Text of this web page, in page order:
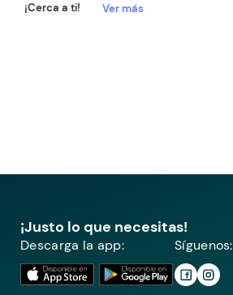
¡Cerca a ti! Ver más
¡Justo lo que necesitas!
Descarga la app: Síguenos: